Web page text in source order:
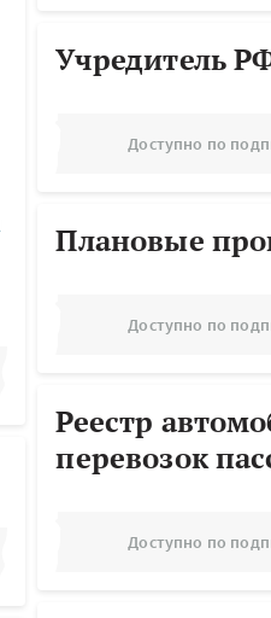
Учредитель
Доступно по
Плановые
Доступно по
Реестр
перевозок
Доступно по